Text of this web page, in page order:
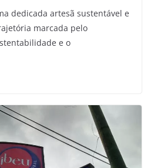
dedicada artesã sustentável e
marcada pelo
e o